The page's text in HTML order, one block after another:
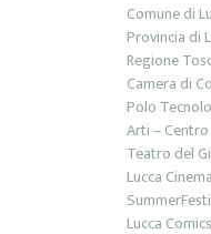
Comune di
Provincia di
Regione
Camera di
Polo
Arti –
Teatro del
Lucca Cinema
Lucca Comics